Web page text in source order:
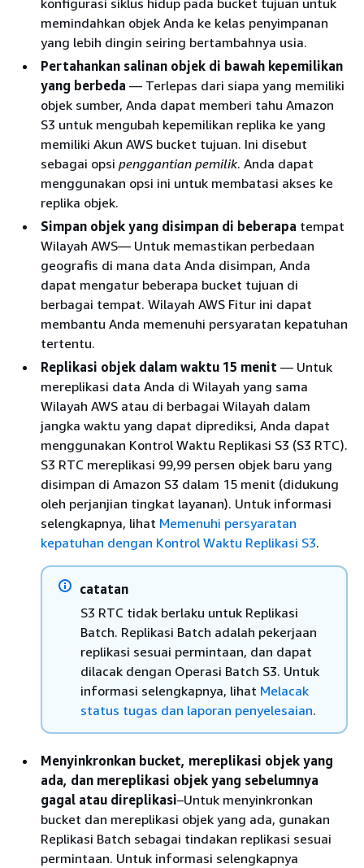
memindahkan objek Anda ke kelas penyimpanan
yang lebih dingin seiring bertambahnya usia.
Pertahankan salinan objek di bawah kepemilikan
yang berbeda — Terlepas dari siapa yang memiliki
objek sumber, Anda dapat memberi tahu Amazon
S3 untuk mengubah kepemilikan replika ke yang
memiliki Akun AWS bucket tujuan. Ini disebut
sebagai opsi penggantian pemilik. Anda dapat
menggunakan opsi ini untuk membatasi akses ke
replika objek.
Simpan objek yang disimpan di beberapa tempat
Wilayah AWS— Untuk memastikan perbedaan
geografis di mana data Anda disimpan, Anda
dapat mengatur beberapa bucket tujuan di
berbagai tempat. Wilayah AWS Fitur ini dapat
membantu Anda memenuhi persyaratan kepatuhan
tertentu.
Replikasi objek dalam waktu 15 menit — Untuk
mereplikasi data Anda di Wilayah yang sama
Wilayah AWS atau di berbagai Wilayah dalam
jangka waktu yang dapat diprediksi, Anda dapat
menggunakan Kontrol Waktu Replikasi S3 (S3 RTC).
S3 RTC mereplikasi 99,99 persen objek baru yang
disimpan di Amazon S3 dalam 15 menit (didukung
oleh perjanjian tingkat layanan). Untuk informasi
selengkapnya, lihat Memenuhi persyaratan
kepatuhan dengan Kontrol Waktu Replikasi S3.
catatan
S3 RTC tidak berlaku untuk Replikasi
Batch. Replikasi Batch adalah pekerjaan
replikasi sesuai permintaan, dan dapat
dilacak dengan Operasi Batch S3. Untuk
informasi selengkapnya, lihat Melacak
status tugas dan laporan penyelesaian.
Menyinkronkan bucket, mereplikasi objek yang
ada, dan mereplikasi objek yang sebelumnya
gagal atau direplikasi–Untuk menyinkronkan
bucket dan mereplikasi objek yang ada, gunakan
Replikasi Batch sebagai tindakan replikasi sesuai
permintaan. Untuk informasi selengkapnya